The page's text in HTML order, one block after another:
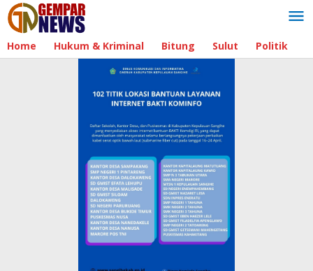
Lewati
ke
konten
Home Hukum & Kriminal Bitung Sulut Politik